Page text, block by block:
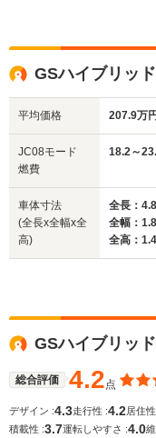
サイズ
(全長x全幅x全高)
WLTCモード
燃費
全高
GSハイブリッ
平均価格 207.9万
JC08モード
燃費
18.2～
車体寸法
(全長x全幅x全
高)
全長：
全幅：
全高：
GSハイブリッ
総合評価 4.2点
デザイン :4.3走行性 :4.2居住
積載性 :3.7運転しやすさ :4.0